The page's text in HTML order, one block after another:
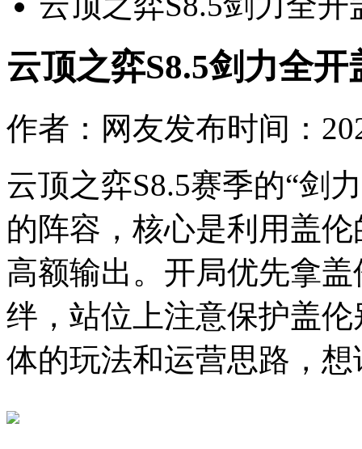
云顶之弈S8.5剑力全
作者：网友发布时间：
云顶之弈S8.5赛季的“剑
的阵容，核心是利用盖
高额输出。开局优先拿
绊，站位上注意保护盖
体的玩法和运营思路，